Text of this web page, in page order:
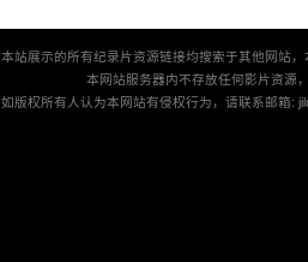
本站展示的所有纪录片资源链接均搜索于其他网站
本网站服务器内不存放任何影片资源
如版权所有人认为本网站有侵权行为，请联系邮箱: